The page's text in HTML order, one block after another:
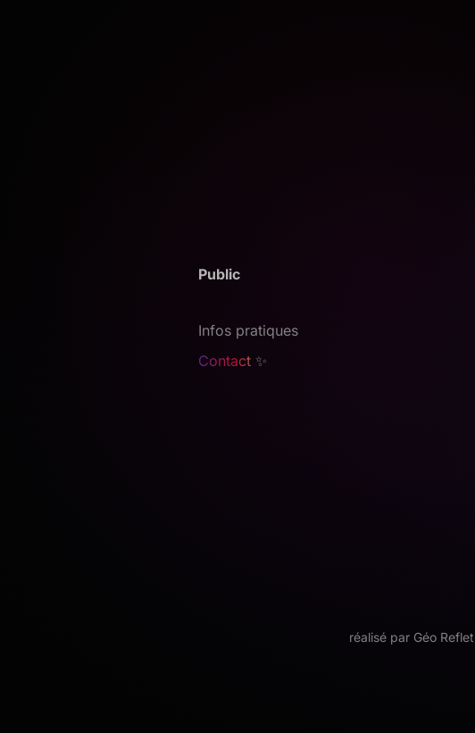
Public
Infos pratiques
Contact ✨
réalisé par Géo Reflet